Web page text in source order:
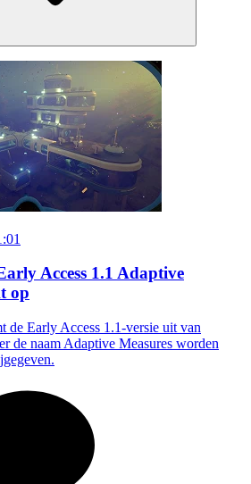
Access 1.1 Adaptive
op
de Early Access 1.1-versie uit van
de naam Adaptive Measures worden